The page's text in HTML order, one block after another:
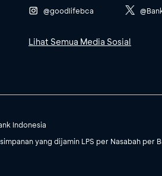
@goodlifebca
Lihat Semua Media Sosial
Indonesia
yang dijamin LPS per Nasabah per